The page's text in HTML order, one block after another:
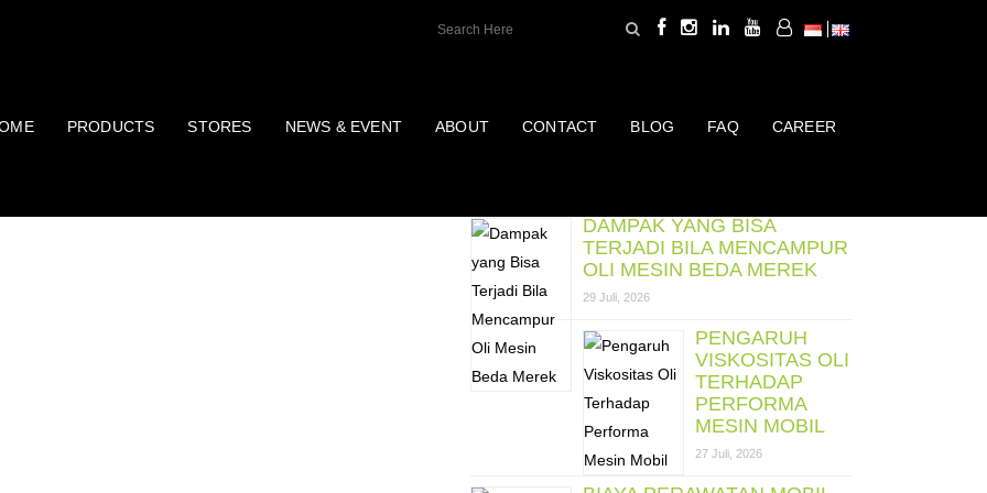
PRODUCTS STORES NEWS & EVENT ABOUT CONTACT BLOG FAQ CAREER
DAMPAK YANG BISA
TERJADI BILA MENCAMPUR
OLI MESIN BEDA MEREK
29 Juli, 2026
PENGARUH
VISKOSITAS OLI
TERHADAP
PERFORMA
MESIN MOBIL
27 Juli, 2026